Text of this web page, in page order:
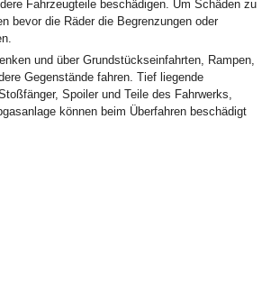
Fahrzeugteile beschädigen. Um Schäden zu
bevor die Räder die Begrenzungen oder
und über Grundstückseinfahrten, Rampen,
Gegenstände fahren. Tief liegende
Spoiler und Teile des Fahrwerks,
können beim Überfahren beschädigt